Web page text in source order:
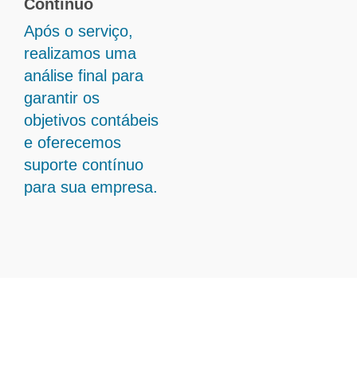
Contínuo
Após o serviço,
realizamos uma
análise final para
garantir os
objetivos contábeis
e oferecemos
suporte contínuo
para sua empresa.